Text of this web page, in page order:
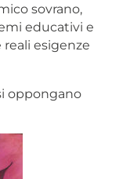
sovrano,
educativi e
esigenze
oppongano